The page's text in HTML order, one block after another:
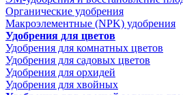
Органические удобрения
Макроэлементные (NPK) удобрения
Удобрения для цветов
Удобрения для комнатных цветов
Удобрения для садовых цветов
Удобрения для орхидей
Удобрения для хвойных